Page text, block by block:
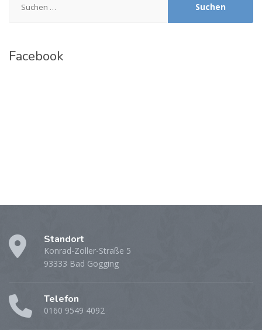
nach:
Facebook
Standort
Konrad-Zoller-Straße 5
93333 Bad Gögging
Telefon
0160 9549 4092